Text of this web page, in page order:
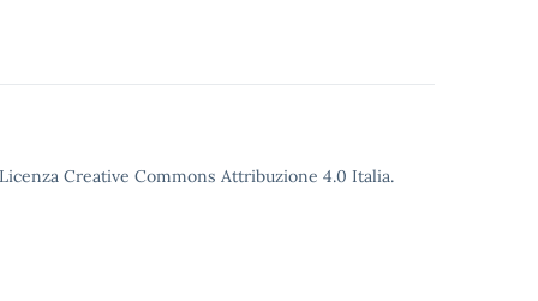
Creative Commons Attribuzione 4.0 Italia.